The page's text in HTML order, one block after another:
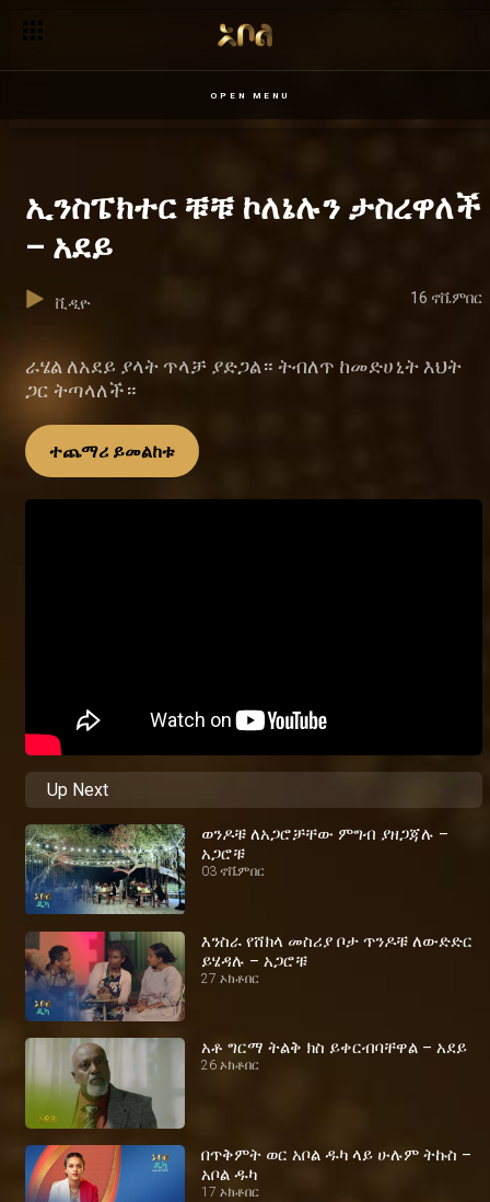
OPEN MENU
ኢንስፔክተር ቹቹ ኮለኔሉን ታስረዋለች
– አደይ
ቪዲዮ 16 ኖቬምበር
ራሄል ለአደይ ያላት ጥላቻ ያድጋል። ትብለጥ ከመድሀኒት እህት
ጋር ትጣላለች።
ተጨማሪ ይመልከቱ
Up Next
ወንዶቹ ለአጋሮቻቸው ምግብ ያዘጋጃሉ –
አጋሮቹ
03 ኖቬምበር
እንስራ የሸክላ መስሪያ ቦታ ጥንዶቹ ለውድድር
ይሄዳሉ – አጋሮቹ
27 ኦክቶበር
አቶ ግርማ ትልቅ ክስ ይቀርብባቸዋል – አደይ
26 ኦክቶበር
በጥቅምት ወር አቦል ዱካ ላይ ሁሉም ትኩስ –
አቦል ዱካ
17 ኦክቶበር